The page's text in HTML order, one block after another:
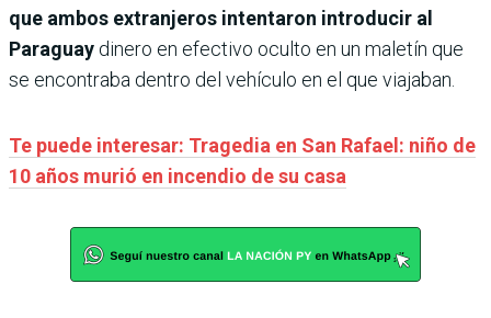
que ambos extranjeros intentaron introducir al
Paraguay dinero en efectivo oculto en un maletín que
se encontraba dentro del vehículo en el que viajaban.
Te puede interesar: Tragedia en San Rafael: niño de
10 años murió en incendio de su casa